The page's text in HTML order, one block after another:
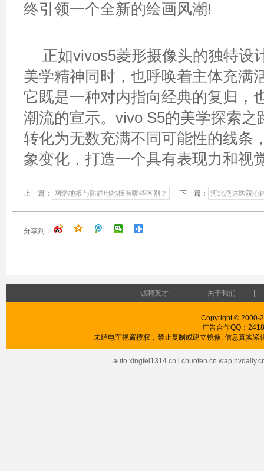
终引领一个全新的绘画风潮!
正如vivos5菱形摄像头的独特设
美学精神同时，也呼唤着主体充满
它既是一种对内指向经典的复归，
潮流的宣示。vivo S5的美学探索之
转化为无数充满不同可能性的线条
象变化，打造一个具有表现力和视
上一篇： 网络地板与防静电地板有哪些区别？ 下一篇： 河北燕达医院心
分享到：
诚聘英才 关于我们
Copyright © 2000-
广告合作QQ：
未经电车视窗授权，禁止复制或建立镜像. 信息真实
auto.xingfei1314.cn i.chuofen.cn